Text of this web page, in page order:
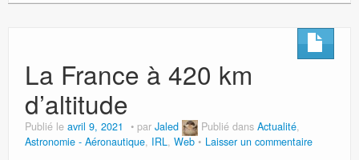
La France à 420 km
d’altitude
Publié le avril 9, 2021 par Jaled Publié dans Actualité,
Astronomie - Aéronautique, IRL, Web Laisser un commentaire